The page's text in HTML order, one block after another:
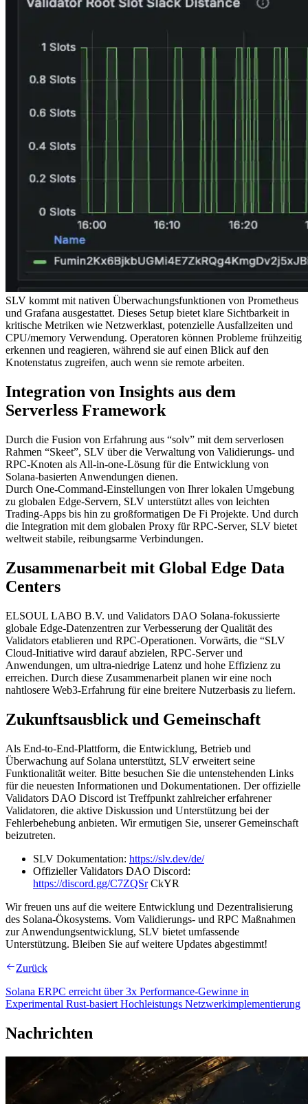
SLV kommt mit nativen Überwachungsfunktionen von Prometheus
und Grafana ausgestattet. Dieses Setup bietet klare Sichtbarkeit in
kritische Metriken wie Netzwerklast, potenzielle Ausfallzeiten und
CPU/memory Verwendung. Operatoren können Probleme frühzeitig
erkennen und reagieren, während sie auf einen Blick auf den
Knotenstatus zugreifen, auch wenn sie remote arbeiten.
Integration von Insights aus dem
Serverless Framework
Durch die Fusion von Erfahrung aus “solv” mit dem serverlosen
Rahmen “Skeet”, SLV über die Verwaltung von Validierungs- und
RPC-Knoten als All-in-one-Lösung für die Entwicklung von
Solana-basierten Anwendungen dienen.
Durch One-Command-Einstellungen von Ihrer lokalen Umgebung
zu globalen Edge-Servern, SLV unterstützt alles von leichten
Trading-Apps bis hin zu großformatigen De Fi Projekte. Und durch
die Integration mit dem globalen Proxy für RPC-Server, SLV bietet
weltweit stabile, reibungsarme Verbindungen.
Zusammenarbeit mit Global Edge Data
Centers
ELSOUL LABO B.V. und Validators DAO Solana-fokussierte
globale Edge-Datenzentren zur Verbesserung der Qualität des
Validators etablieren und RPC-Operationen. Vorwärts, die “SLV
Cloud-Initiative wird darauf abzielen, RPC-Server und
Anwendungen, um ultra-niedrige Latenz und hohe Effizienz zu
erreichen. Durch diese Zusammenarbeit planen wir eine noch
nahtlosere Web3-Erfahrung für eine breitere Nutzerbasis zu liefern.
Zukunftsausblick und Gemeinschaft
Als End-to-End-Plattform, die Entwicklung, Betrieb und
Überwachung auf Solana unterstützt, SLV erweitert seine
Funktionalität weiter. Bitte besuchen Sie die untenstehenden Links
für die neuesten Informationen und Dokumentationen. Der offizielle
Validators DAO Discord ist Treffpunkt zahlreicher erfahrener
Validatoren, die aktive Diskussion und Unterstützung bei der
Fehlerbehebung anbieten. Wir ermutigen Sie, unserer Gemeinschaft
beizutreten.
SLV Dokumentation: https://slv.dev/de/
Offizieller Validators DAO Discord:
https://discord.gg/C7ZQSrCkYR
Wir freuen uns auf die weitere Entwicklung und Dezentralisierung
des Solana-Ökosystems. Vom Validierungs- und RPC Maßnahmen
zur Anwendungsentwicklung, SLV bietet umfassende
Unterstützung. Bleiben Sie auf weitere Updates abgestimmt!
Zurück
Solana ERPC erreicht über 3x Performance-Gewinne in
Experimental Rust-basiert Hochleistungs Netzwerkimplementierung
Nachrichten